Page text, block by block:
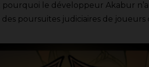
pourquoi le développeur Akabur
poursuites judiciaires de